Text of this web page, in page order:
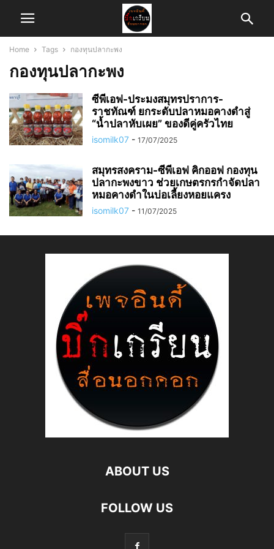
Home Tags กองทุนปลากะพง
กองทุนปลากะพง
ซีพีเอฟ-ประมงสมุทรปราการ-
ราชทัณฑ์ ยกระดับปลาหมอคางดำสู่
“น้ำปลาหับเผย” ของดีคู่ครัวไทย
isomilk07 - 17/07/2025
สมุทรสงคราม-ซีพีเอฟ คิกออฟ กองทุน
ปลากะพงขาว ช่วยเกษตรกรกำจัดปลา
หมอคางดำในบ่อเลี้ยงหอยแครง
isomilk07 - 11/07/2025
ABOUT US
FOLLOW US